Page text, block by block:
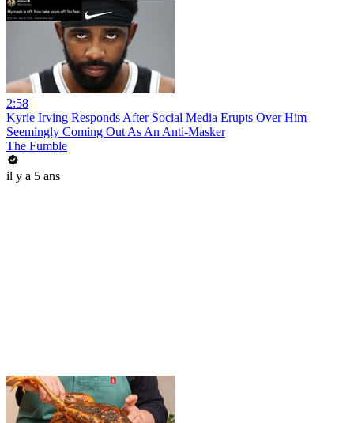
2:58
Kyrie Irving Responds After Social Media Erupts Over Him
Seemingly Coming Out As An Anti-Masker
The Fumble
il y a 5 ans